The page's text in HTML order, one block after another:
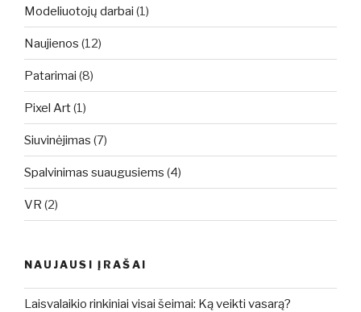
Modeliuotojų darbai (1)
Naujienos (12)
Patarimai (8)
Pixel Art(1)
Siuvinėjimas (7)
Spalvinimas suaugusiems (4)
VR (2)
NAUJAUSI ĮRAŠAI
Laisvalaikio rinkiniai visai šeimai: Ką veikti vasarą?